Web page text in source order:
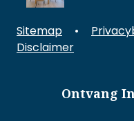
Sitemap •
Disclaimer
Ontvang